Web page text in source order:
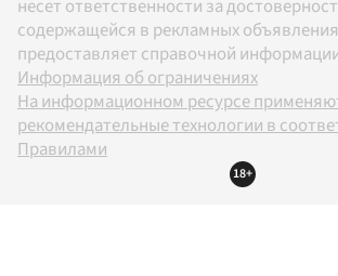
несет ответственности за
содержащейся в рекламных
предоставляет справочной
Информация об ограничениях
На информационном ресурсе
рекомендательные технологии в
Правилами
18+